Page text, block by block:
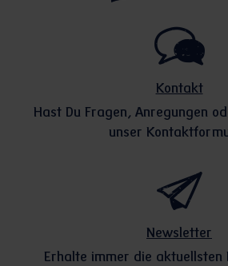
Kontakt
Hast Du Fragen, Anregungen
unser
Newsletter
Erhalte immer die aktuellsten